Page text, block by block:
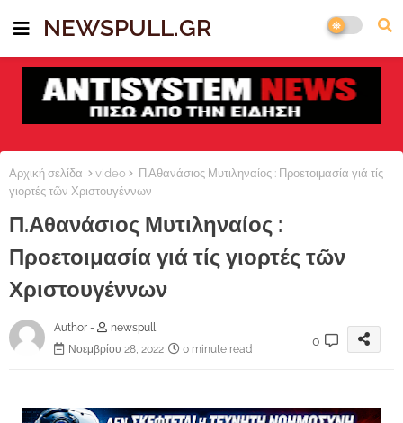
NEWSPULL.GR
Αρχική σελίδα video
Π.Αθανάσιος Μυτιληναίος : Προετοιμασία γιά τίς
γιορτές τῶν Χριστουγέννων
Π.Αθανάσιος Μυτιληναίος :
Προετοιμασία γιά τίς γιορτές τῶν
Χριστουγέννων
Author -
newspull
Νοεμβρίου 28, 2022
0 minute read
0